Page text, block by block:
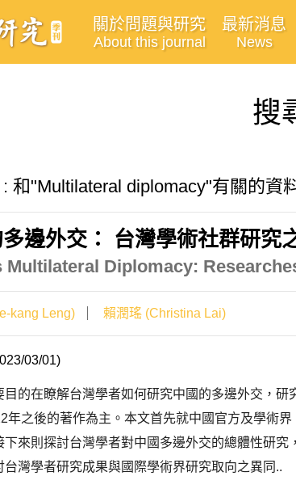
關於問題與研究
About this journal
最新消息
News
搜
和"Multilateral diplomacy"有關的資
邊外交： 台灣學術社群研究
Multilateral Diplomacy:
kang Leng) 賴潤瑤 (Christina Lai)
03/01)
目的在瞭解台灣學者如何研究中國的多邊外交，
年之後的著作為主。本文首先就中國官方及學術
下來則探討台灣學者對中國多邊外交的總體性研
台灣學者研究成果與國際學術界研究取向之異同..